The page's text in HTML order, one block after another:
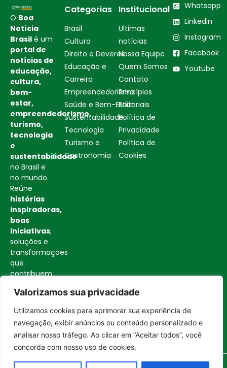
Valorizamos sua privacidade
Utilizamos cookies para aprimorar sua experiência de
navegação, exibir anúncios ou conteúdo personalizado e
analisar nosso tráfego. Ao clicar em “Aceitar todos”, você
concorda com nosso uso de cookies.
O Boa
Notícia
Brasil é um
portal de
notícias de
educação,
cultura,
bem-
estar,
empreendedorismo,
turismo,
tecnologia
e
sustentabilidade
no Brasil e
no mundo.
Reúne
histórias
inspiradoras,
boas
iniciativas,
soluções e
transformações
que
contribuem
sociedade
mais
consciente
e
construtiva.
Categorias
Brasil
Cultura
Direito e Deveres
Educação e
Carreira
Empreendedorismo
Saúde e Bem-Estar
Sustentabilidade
Tecnologia
Turismo e
Gastronomia
Institucional
Ultimas
notícias
Nossa Equipe
Quem Somos
Contato
Princípios
Editoriais
Política de
Privacidade
Política de
Cookies
Whatsapp
Linkedin
Instagram
Facebook
Youtube